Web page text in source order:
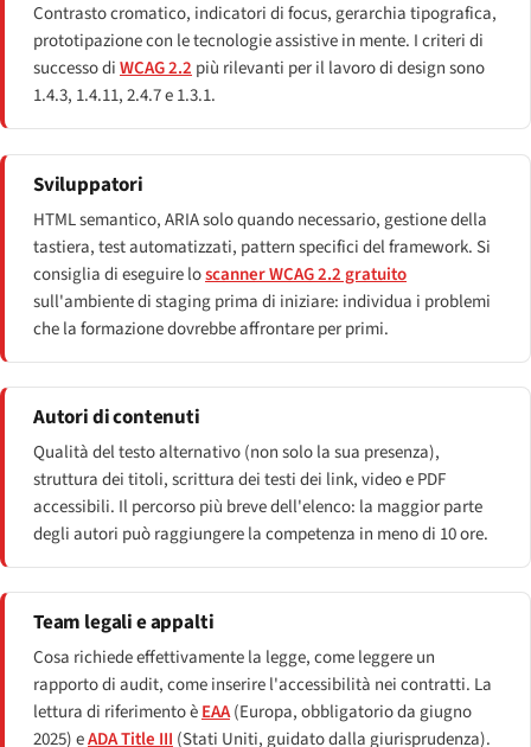
Contrasto cromatico, indicatori di focus, gerarchia tipografica,
prototipazione con le tecnologie assistive in mente. I criteri di
successo diWCAG 2.2più rilevanti per il lavoro di design sono
1.4.3, 1.4.11, 2.4.7 e 1.3.1.
Sviluppatori
HTML semantico, ARIA solo quando necessario, gestione della
tastiera, test automatizzati, pattern specifici del framework. Si
consiglia di eseguire loscanner WCAG 2.2 gratuito
sull'ambiente di staging prima di iniziare: individua i problemi
che la formazione dovrebbe affrontare per primi.
Autori di contenuti
Qualità del testo alternativo (non solo la sua presenza),
struttura dei titoli, scrittura dei testi dei link, video e PDF
accessibili. Il percorso più breve dell'elenco: la maggior parte
degli autori può raggiungere la competenza in meno di 10 ore.
Team legali e appalti
Cosa richiede effettivamente la legge, come leggere un
rapporto di audit, come inserire l'accessibilità nei contratti. La
lettura di riferimento èEAA(Europa, obbligatorio da giugno
2025) eADA Title III (Stati Uniti, guidato dalla giurisprudenza).